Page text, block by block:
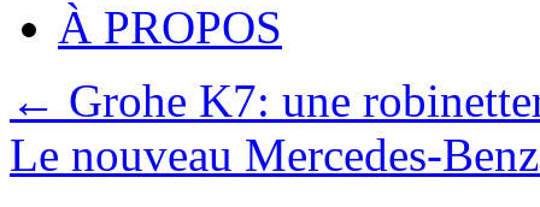
À PROPOS
← Grohe K7: une
Le nouveau Mercedes-